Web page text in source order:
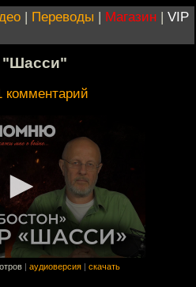
| Переводы | Магазин | VIP
"Шасси"
комментарий
аудиоверсия скачать